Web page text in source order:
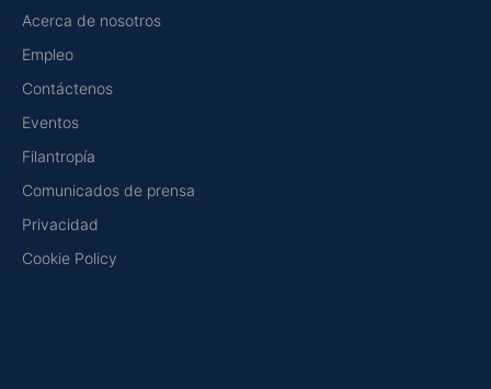
Acerca de nosotros
Empleo
Contáctenos
Eventos
Filantropía
Comunicados de prensa
Privacidad
Cookie Policy